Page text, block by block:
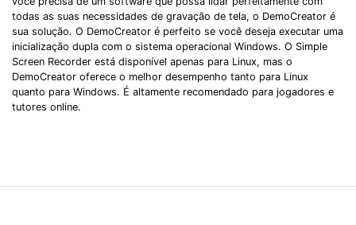
todas as suas necessidades de gravação de tela, o DemoCreator é
sua solução. O DemoCreator é perfeito se você deseja executar uma
inicialização dupla com o sistema operacional Windows. O Simple
Screen Recorder está disponível apenas para Linux, mas o
DemoCreator oferece o melhor desempenho tanto para Linux
quanto para Windows. É altamente recomendado para jogadores e
tutores online.